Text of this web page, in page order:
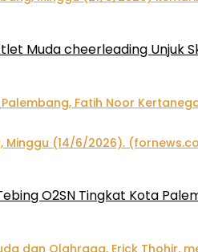
Muda cheerleading Unjuk
O2SN Tingkat Kota